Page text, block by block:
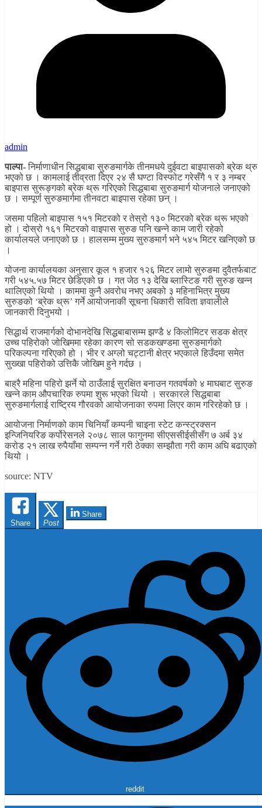
admin
पाल्पा-निर्माणाधीन सिद्धबाबा सुरुङमार्गके तीनमधये दुईवटा बाइपासको ब्रेक थ्रु
भएको छ । कामलाई तीव्रता दिएर २४ सै घण्टा विस्फोट गरेसँगै १ र ३ नम्बर
बाइपास सुरूङ्गको ब्रेक थ्रू गरिएको सिद्धबाबा सुरुङमार्ग योजनाले जनाएको
छ । सम्पूर्ण सुरुङमार्गमा तीनवटा बाइपास रहेका छन् ।
जसमा पहिलो बाइपास १५१ मिटरको र तेस्रो १३० मिटरको ब्रेक थ्रू भएको
हो । दोस्रो १६१ मिटरको वाइपास सुरुङ पनि खन्ने काम जारी रहेको
कार्यालयले जनाएको छ । हालसम्म मुख्य सुरुङमार्ग भने ५४५ मिटर खनिएको छ
।
योजना कार्यालयका अनुसार कूल १ हजार १२६ मिटर लामो सुरुङमा दुवैतर्फबाट
गरी ५४५.५७ मिटर छेडिएको छ । गत जेठ १३ देखि ब्लास्टिङ गरी सुरुङ खन्न
थालिएको थियो । काममा कुनै अवरोध नभए अबको ३ महिनाभित्र मुख्य
सुरुङको ‘ब्रेक थ्रू’ गर्ने आयोजनाकी सूचना धिकारी सविता ज्ञवालीले
जानकारी दिनुभयो ।
सिद्धार्थ राजमार्गको दोभानदेखि सिद्धबाबासम्म झण्डै ४ किलोमिटर सडक क्षेत्र
उच्च पहिरोको जोखिममा रहेका कारण सो सडकखण्डमा सुरुङमार्गको
परिकल्पना गरिएको हो । भीर र अग्लो चट्टानी क्षेत्र भएकाले हिउँदमा समेत
सुख्खा पहिरोको उत्तिकै जोखिम हुने गर्दछ ।
बाह्रै महिना पहिरो झर्ने यो ठाउँलाई सुरक्षित बनाउन गतवर्षको ४ माघबाट सुरुङ
खन्ने काम औपचारिक रुपमा शुरू भएको थियो । सरकारले सिद्धबाबा
सुरुङमार्गलाई राष्ट्रिय गौरवको आयोजनाका रुपमा लिएर काम गरिरहेको छ ।
आयोजना निर्माणको काम चिनियाँ कम्पनी चाइना स्टेट कन्स्ट्रक्सन
इन्जिनियरिङ कर्पोरेसनले २०७८ साल फागुनमा सीएससीईसीसँग ७ अर्ब ३४
करोड २१ लाख रुपैयाँमा सम्पन्न गर्ने गरी ठेक्का सम्झौता गरी काम अघि बढाएको
थियो ।
source: NTV
Share Post
Share
reddit